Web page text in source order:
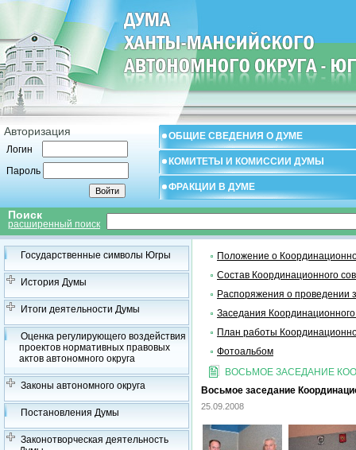
Авторизация
Логин
Пароль
ОБЩИЕ СВЕДЕНИЯ О ДУМЕ
КОМИТЕТЫ И КОМИССИИ ДУМЫ
ФРАКЦИИ В ДУМЕ
Поиск
расширенный поиск
Государственные символы Югры
История Думы
Итоги деятельности Думы
Оценка регулирующего воздействия
проектов нормативных правовых
актов автономного округа
Законы автономного округа
Постановления Думы
Законотворческая деятельность
Положение о
Состав Координационного
Распоряжения о проведении
Заседания
План работы
Фотоальбом
ВОСЬМОЕ ЗАСЕДАНИЕ
Восьмое заседание
25.09.2008